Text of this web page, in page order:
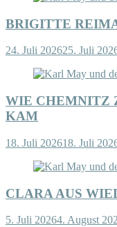
BRIGITTE
24. Juli 202625. Juli
WIE CHEMNITZ
KAM
18. Juli 202618. Juli
CLARA AUS
5. Juli 20264. August